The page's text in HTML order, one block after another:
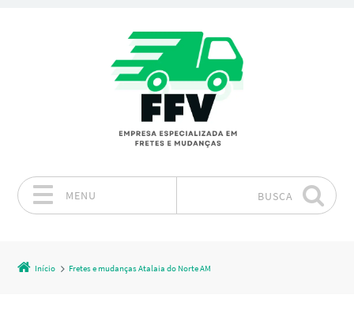
MENU BUSCA
Início Fretes e mudanças Atalaia do Norte AM